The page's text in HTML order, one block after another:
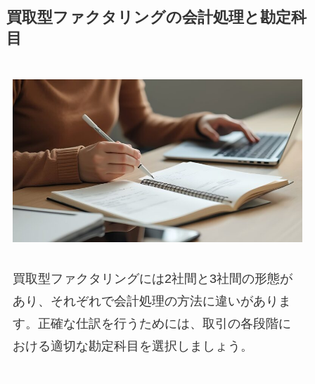
買取型ファクタリングの会計処理と勘定科
目
買取型ファクタリングには2社間と3社間の形態が
あり、それぞれで会計処理の方法に違いがありま
す。正確な仕訳を行うためには、取引の各段階に
おける適切な勘定科目を選択しましょう。